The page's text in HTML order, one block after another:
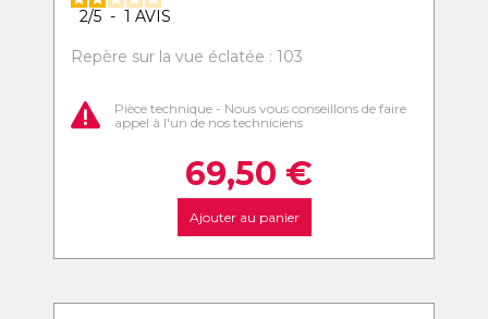
2/5 - 1 AVIS
Repère sur la vue éclatée : 103
Pièce technique - Nous vous conseillons de faire
appel à l'un de nos techniciens
69,50 €
Ajouter au panier